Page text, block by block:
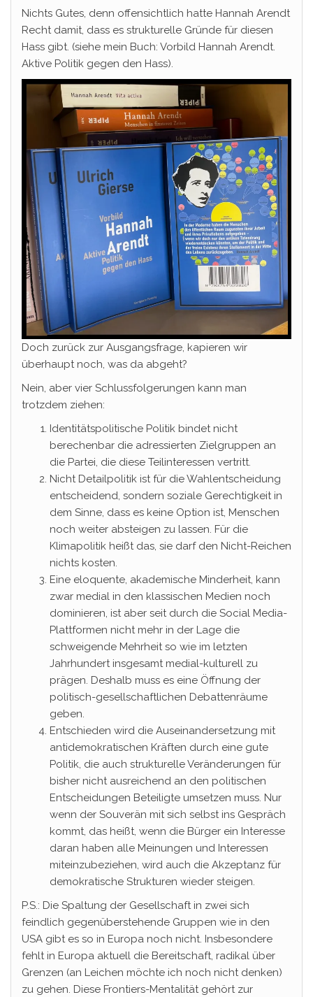
Nichts Gutes, denn offensichtlich hatte Hannah Arendt
Recht damit, dass es strukturelle Gründe für diesen
Hass gibt. (siehe mein Buch: Vorbild Hannah Arendt.
Aktive Politik gegen den Hass).
Doch zurück zur Ausgangsfrage, kapieren wir
überhaupt noch, was da abgeht?
Nein, aber vier Schlussfolgerungen kann man
trotzdem ziehen:
Identitätspolitische Politik bindet nicht
berechenbar die adressierten Zielgruppen an
die Partei, die diese Teilinteressen vertritt.
Nicht Detailpolitik ist für die Wahlentscheidung
entscheidend, sondern soziale Gerechtigkeit in
dem Sinne, dass es keine Option ist, Menschen
noch weiter absteigen zu lassen. Für die
Klimapolitik heißt das, sie darf den Nicht-Reichen
nichts kosten.
Eine eloquente, akademische Minderheit, kann
zwar medial in den klassischen Medien noch
dominieren, ist aber seit durch die Social Media-
Plattformen nicht mehr in der Lage die
schweigende Mehrheit so wie im letzten
Jahrhundert insgesamt medial-kulturell zu
prägen. Deshalb muss es eine Öffnung der
politisch-gesellschaftlichen Debattenräume
geben.
Entschieden wird die Auseinandersetzung mit
antidemokratischen Kräften durch eine gute
Politik, die auch strukturelle Veränderungen für
bisher nicht ausreichend an den politischen
Entscheidungen Beteiligte umsetzen muss. Nur
wenn der Souverän mit sich selbst ins Gespräch
kommt, das heißt, wenn die Bürger ein Interesse
daran haben alle Meinungen und Interessen
miteinzubeziehen, wird auch die Akzeptanz für
demokratische Strukturen wieder steigen.
P.S.: Die Spaltung der Gesellschaft in zwei sich
feindlich gegenüberstehende Gruppen wie in den
USA gibt es so in Europa noch nicht. Insbesondere
fehlt in Europa aktuell die Bereitschaft, radikal über
Grenzen (an Leichen möchte ich noch nicht denken)
zu gehen. Diese Frontiers-Mentalität gehört zur